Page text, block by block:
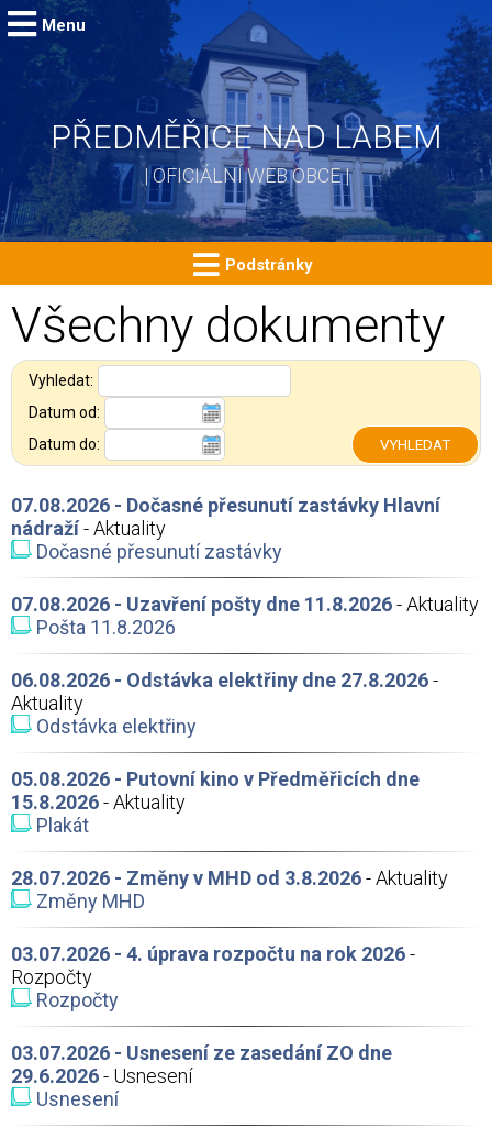
Menu
PŘEDMĚŘICE NAD LABEM
| OFICIÁLNÍ WEB OBCE |
Podstránky
Všechny dokumenty
Vyhledat:
Datum od:
Datum do:
07.08.2026 - Dočasné přesunutí zastávky Hlavní
nádraží- Aktuality
Dočasné přesunutí zastávky
07.08.2026 - Uzavření pošty dne 11.8.2026- Aktuality
Pošta 11.8.2026
06.08.2026 - Odstávka elektřiny dne 27.8.2026-
Aktuality
Odstávka elektřiny
05.08.2026 - Putovní kino v Předměřicích dne
15.8.2026- Aktuality
Plakát
28.07.2026 - Změny v MHD od 3.8.2026- Aktuality
Změny MHD
03.07.2026 - 4. úprava rozpočtu na rok 2026-
Rozpočty
Rozpočty
03.07.2026 - Usnesení ze zasedání ZO dne
29.6.2026- Usnesení
Usnesení